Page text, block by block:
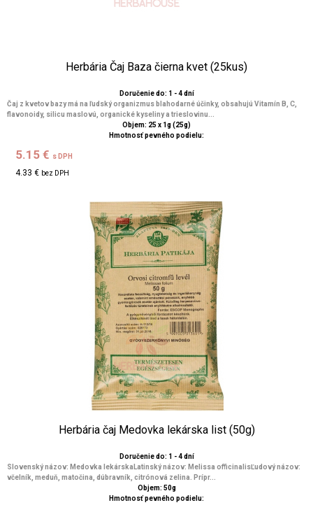
Herbária Čaj Baza čierna kvet (25kus)
Doručenie do: 1 - 4 dní
Čaj z kvetov bazy má na ľudský organizmus blahodarné účinky, obsahujú Vitamín B, C,
flavonoidy, silicu maslovú, organické kyseliny a trieslovinu...
Objem: 25 x 1g (25g)
Hmotnosť pevného podielu:
5.15 € s DPH
4.33 € bez DPH
Herbária čaj Medovka lekárska list (50g)
Doručenie do: 1 - 4 dní
Slovenský názov: Medovka lekárskaLatinský názov: Melissa officinalisĽudový názov:
včelník, meduň, matočina, dúbravník, citrónová zelina. Prípr...
Objem: 50g
Hmotnosť pevného podielu: